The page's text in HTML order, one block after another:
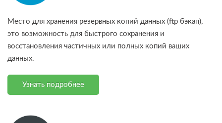
Место для хранения резервных копий данных (ftp бэкап),
это возможность для быстрого сохранения и
восстановления частичных или полных копий ваших
данных.
Узнать подробнее